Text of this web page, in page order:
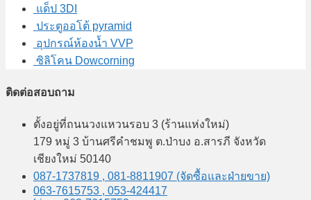
แด็ป 3DI
ประตูออโต้ pyramid
อุปกรณ์ห้องน้ำ VVP
ซิลิโคน Dowcorning
ติดต่อสอบถาม
ตั้งอยู่ที่ถนนวงแหวนรอบ 3 (ร้านแห่งใหม่)
179 หมู่ 3 บ้านศรีคำชมพู ต.ป่าบง อ.สารภี จังหวัด
เชียงใหม่ 50140
087-1737819 , 081-8811907 (จัดซื้อและฝ่ายขาย)
063-7615753 , 053-424417